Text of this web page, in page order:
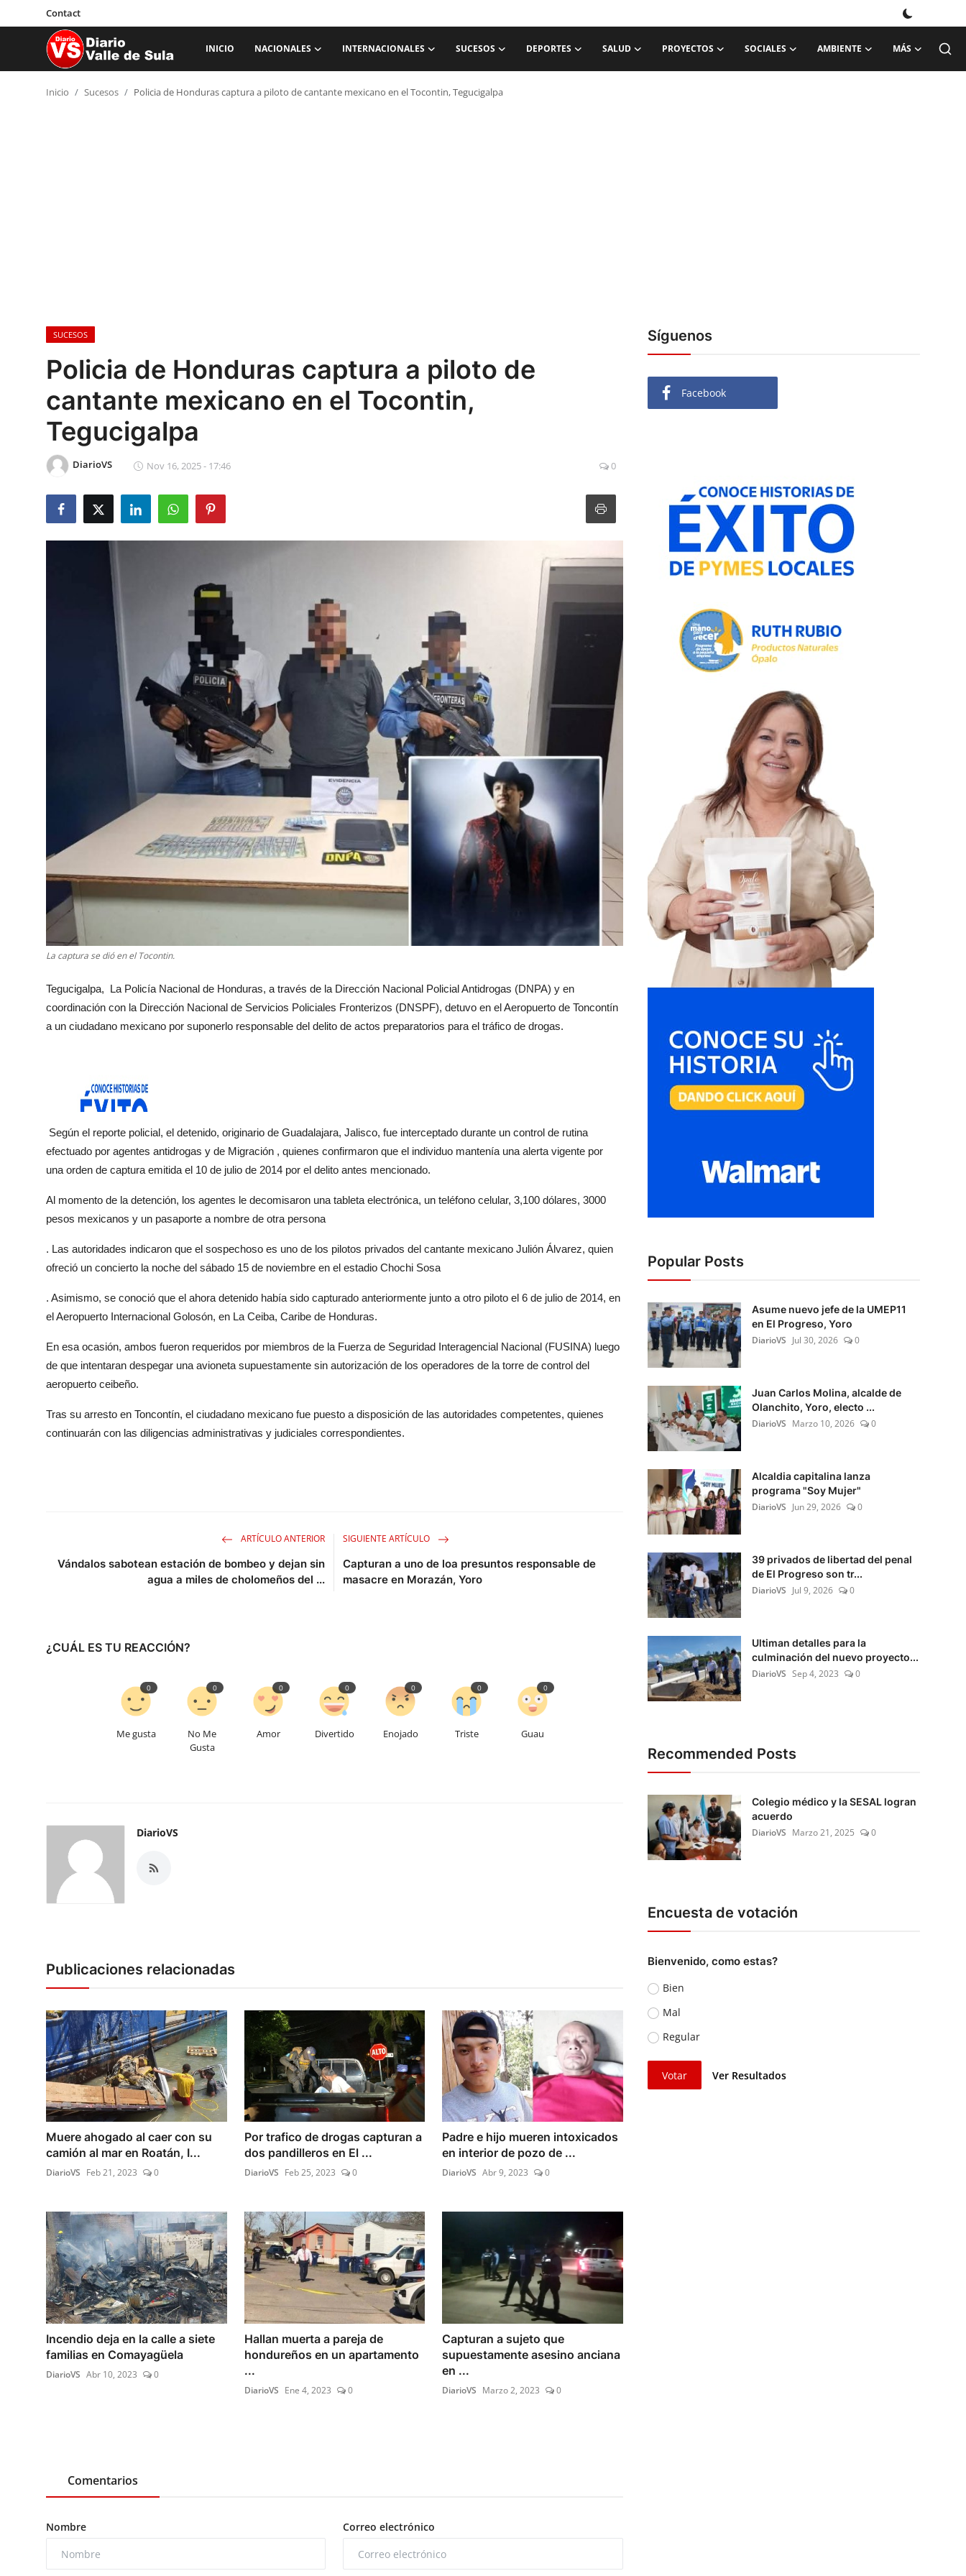
Contact
INICIO NACIONALES INTERNACIONALES SUCESOS DEPORTES SALUD PROYECTOS SOCIALES AMBIENTE MÁS
Sociales
Contact
Ambiente
Gobierno
Inicio Sucesos Policia de Honduras captura a piloto de cantante mexicano en el Tocontin, Tegucigalpa
SUCESOS
Policia de Honduras captura a piloto de
cantante mexicano en el Tocontin,
Tegucigalpa
DiarioVS Nov 16, 2025 - 17:46 0
La captura se dió en el Tocontin.
Tegucigalpa, La Policía Nacional de Honduras, a través de la Dirección Nacional Policial Antidrogas (DNPA) y en
coordinación con la Dirección Nacional de Servicios Policiales Fronterizos (DNSPF), detuvo en el Aeropuerto de Toncontín
a un ciudadano mexicano por suponerlo responsable del delito de actos preparatorios para el tráfico de drogas.
Según el reporte policial, el detenido, originario de Guadalajara, Jalisco, fue interceptado durante un control de rutina
efectuado por agentes antidrogas y de Migración , quienes confirmaron que el individuo mantenía una alerta vigente por
una orden de captura emitida el 10 de julio de 2014 por el delito antes mencionado.
Al momento de la detención, los agentes le decomisaron una tableta electrónica, un teléfono celular, 3,100 dólares, 3000
pesos mexicanos y un pasaporte a nombre de otra persona
. Las autoridades indicaron que el sospechoso es uno de los pilotos privados del cantante mexicano Julión Álvarez, quien
ofreció un concierto la noche del sábado 15 de noviembre en el estadio Chochi Sosa
. Asimismo, se conoció que el ahora detenido había sido capturado anteriormente junto a otro piloto el 6 de julio de 2014, en
el Aeropuerto Internacional Golosón, en La Ceiba, Caribe de Honduras.
En esa ocasión, ambos fueron requeridos por miembros de la Fuerza de Seguridad Interagencial Nacional (FUSINA) luego
de que intentaran despegar una avioneta supuestamente sin autorización de los operadores de la torre de control del
aeropuerto ceibeño.
Tras su arresto en Toncontín, el ciudadano mexicano fue puesto a disposición de las autoridades competentes, quienes
continuarán con las diligencias administrativas y judiciales correspondientes.
ARTÍCULO ANTERIOR
Vándalos sabotean estación de bombeo y dejan sin
agua a miles de cholomeños del ...
SIGUIENTE ARTÍCULO
Capturan a uno de loa presuntos responsable de
masacre en Morazán, Yoro
¿CUÁL ES TU REACCIÓN?
Me gusta
0
No Me
Gusta
0
Amor
0
Divertido
0
Enojado
0
Triste
0
Guau
0
DiarioVS
Publicaciones relacionadas
Muere ahogado al caer con su
camión al mar en Roatán, I...
DiarioVS Feb 21, 2023 0
Por trafico de drogas capturan a
dos pandilleros en El ...
DiarioVS Feb 25, 2023 0
Padre e hijo mueren intoxicados
en interior de pozo de ...
DiarioVS Abr 9, 2023 0
Incendio deja en la calle a siete
familias en Comayagüela
DiarioVS Abr 10, 2023 0
Hallan muerta a pareja de
hondureños en un apartamento
...
DiarioVS Ene 4, 2023 0
Capturan a sujeto que
supuestamente asesino anciana
en ...
DiarioVS Marzo 2, 2023 0
Comentarios
Nombre Correo electrónico
Síguenos
Facebook
Popular Posts
Asume nuevo jefe de la UMEP11
en El Progreso, Yoro
DiarioVS Jul 30, 2026 0
Juan Carlos Molina, alcalde de
Olanchito, Yoro, electo ...
DiarioVS Marzo 10, 2026 0
Alcaldia capitalina lanza
programa "Soy Mujer"
DiarioVS Jun 29, 2026 0
39 privados de libertad del penal
de El Progreso son tr...
DiarioVS Jul 9, 2026 0
Ultiman detalles para la
culminación del nuevo proyecto...
DiarioVS Sep 4, 2023 0
Recommended Posts
Colegio médico y la SESAL logran
acuerdo
DiarioVS Marzo 21, 2025 0
Encuesta de votación
Bienvenido, como estas?
Bien
Mal
Regular
Votar Ver Resultados